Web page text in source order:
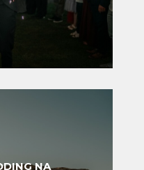
NA